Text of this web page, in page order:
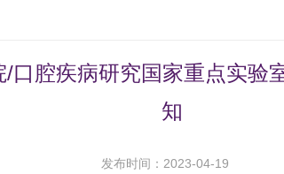
口腔疾病研究国家重点实验
知
发布时间：2023-04-19